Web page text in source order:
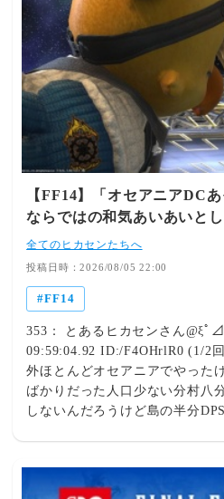
【FF14】「オセアニアDC
ならではの和気あいあいと
【Manaも見習おう🦑】
全てのヒカセンたちへ
投稿日時：2026/08/05 22:00
FF14
353： とあるヒカセンさん@ξﾟ
09:59:04.92 ID:/F4OHrlR0 (1/2
外ほとんどオセアニアでやった
ばかりだった人口少ない分村八
しないんだろうけど島の半分
2026/08/05(水) 10:01:55.51
[-] ▽ちなみにPT勧誘すごい来る